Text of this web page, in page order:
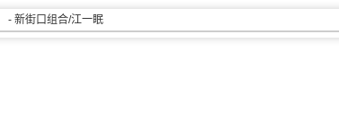
- 新街口组合/江一眠